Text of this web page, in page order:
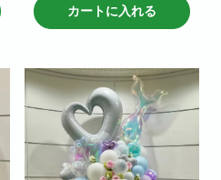
W80
カートに入れる